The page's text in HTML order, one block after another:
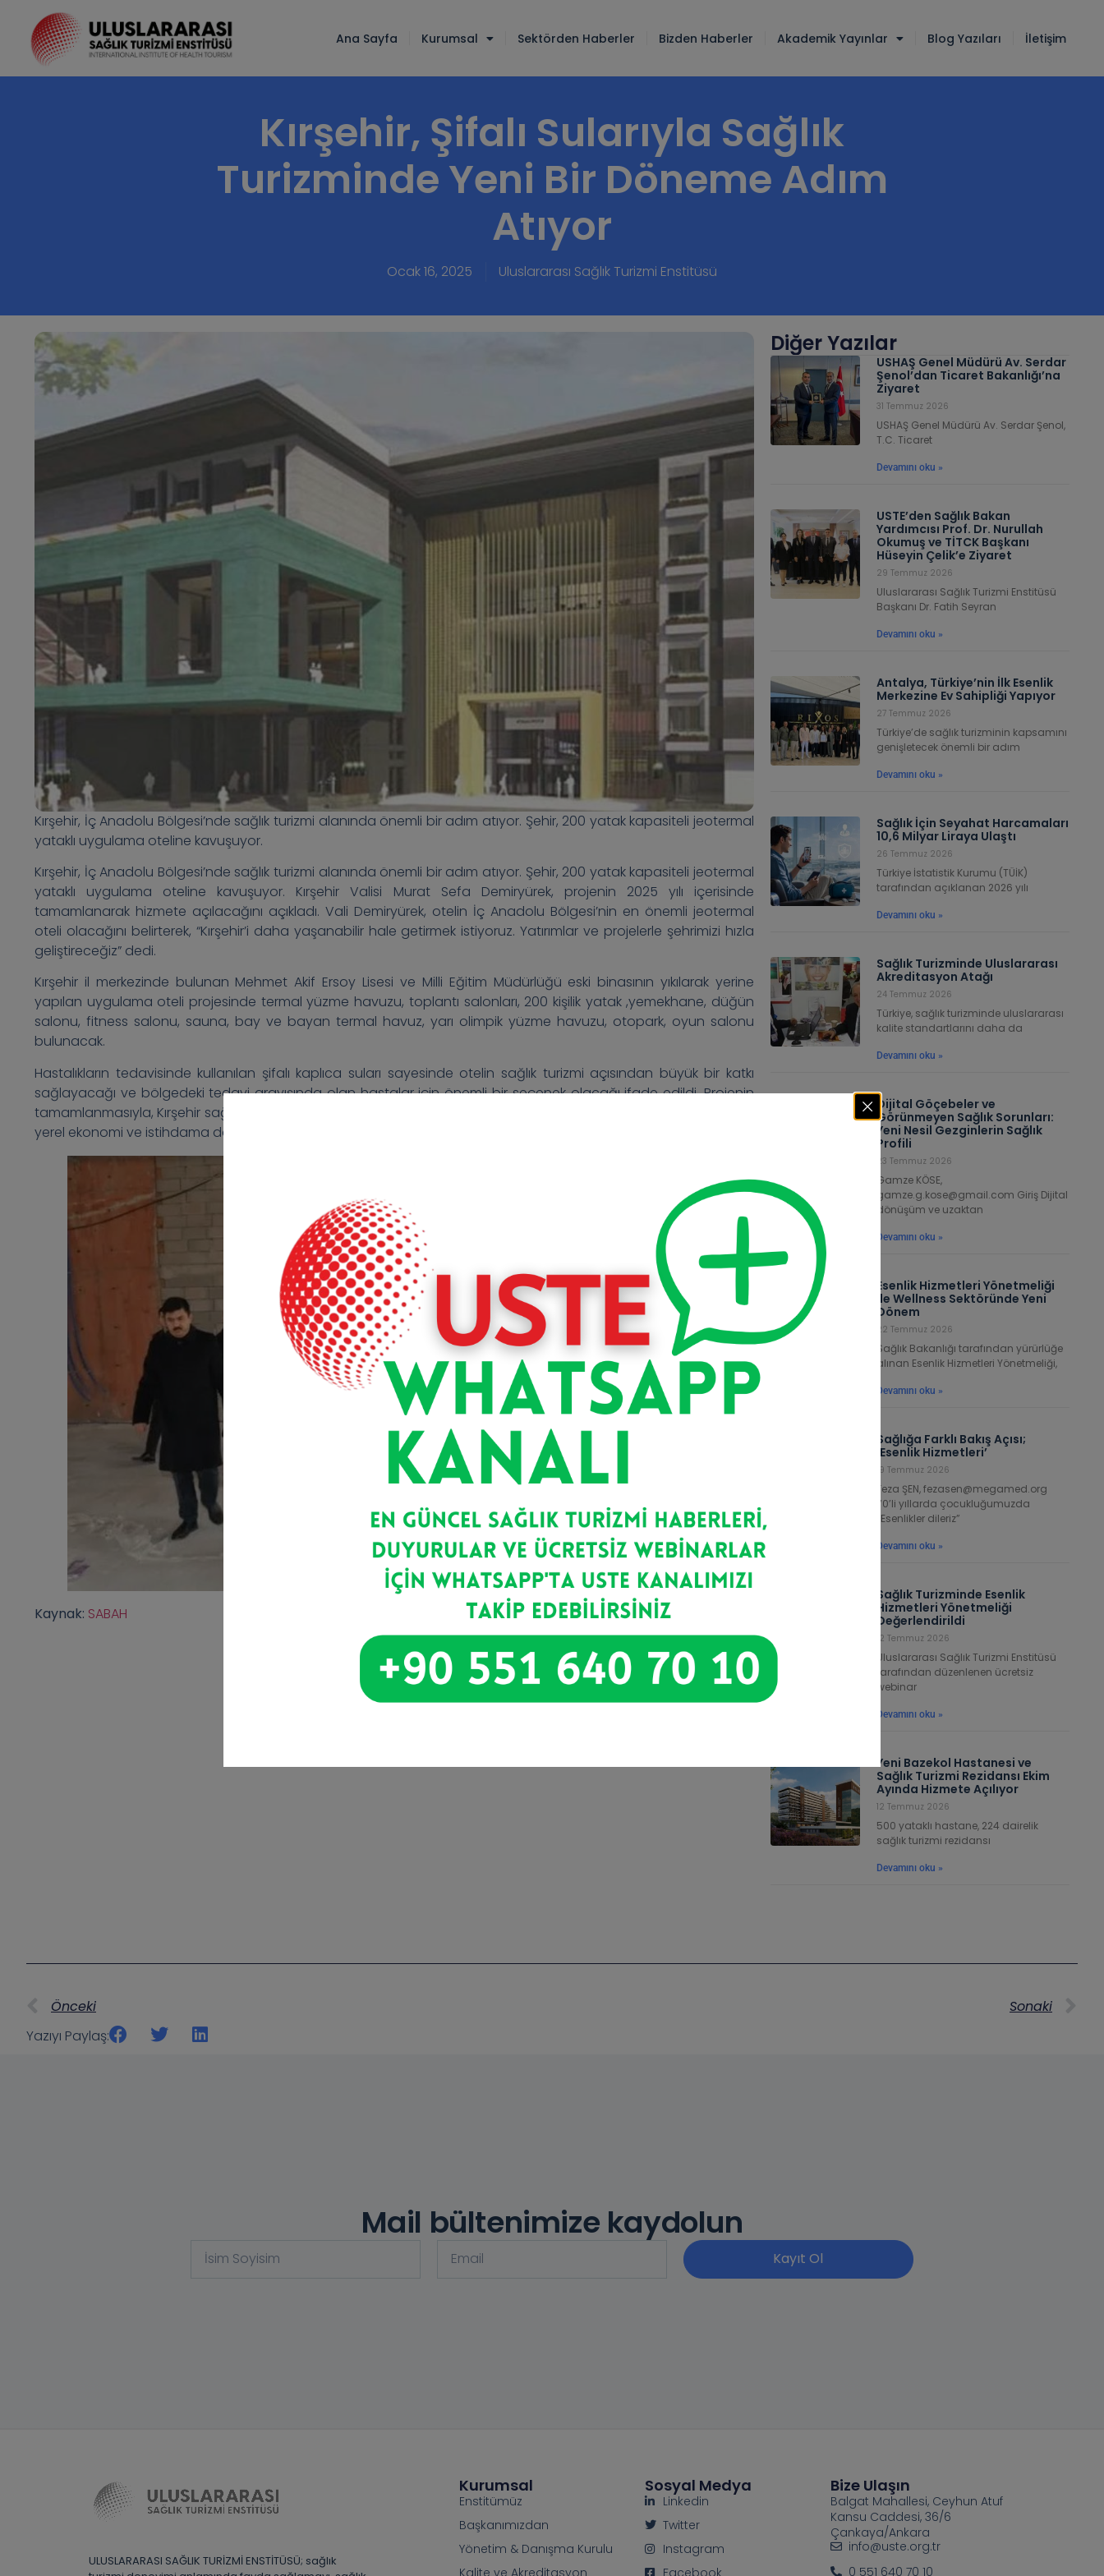
Ana Sayfa Kurumsal Sektörden Haberler Bizden Haberler Akademik Yayınlar Blog Yazıları İletişim
Kırşehir, Şifalı Sularıyla Sağlık
Turizminde Yeni Bir Döneme Adım
Atıyor
Ocak 16, 2025 Uluslararası Sağlık Turizmi Enstitüsü
Kırşehir, İç Anadolu Bölgesi’nde sağlık turizmi alanında önemli bir adım atıyor. Şehir, 200 yatak kapasiteli jeotermal
yataklı uygulama oteline kavuşuyor.
Kırşehir, İç Anadolu Bölgesi’nde sağlık turizmi alanında önemli bir adım atıyor. Şehir, 200 yatak kapasiteli jeotermal
yataklı uygulama oteline kavuşuyor. Kırşehir Valisi Murat Sefa Demiryürek, projenin 2025 yılı içerisinde
tamamlanarak hizmete açılacağını açıkladı. Vali Demiryürek, otelin İç Anadolu Bölgesi’nin en önemli jeotermal
oteli olacağını belirterek, “Kırşehir’i daha yaşanabilir hale getirmek istiyoruz. Yatırımlar ve projelerle şehrimizi hızla
geliştireceğiz” dedi.
Kırşehir il merkezinde bulunan Mehmet Akif Ersoy Lisesi ve Milli Eğitim Müdürlüğü eski binasının yıkılarak yerine
yapılan uygulama oteli projesinde termal yüzme havuzu, toplantı salonları, 200 kişilik yatak ,yemekhane, düğün
salonu, fitness salonu, sauna, bay ve bayan termal havuz, yarı olimpik yüzme havuzu, otopark, oyun salonu
bulunacak.
Hastalıkların tedavisinde kullanılan şifalı kaplıca suları sayesinde otelin sağlık turizmi açısından büyük bir katkı
sağlayacağı ve bölgedeki tedavi arayışında olan hastalar için önemli bir seçenek olacağı ifade edildi. Projenin
tamamlanmasıyla, Kırşehir sağlık turizmi alanında İç Anadolu Bölgesi’nin merkezlerinden biri haline gelecek. Ayrıca,
yerel ekonomi ve istihdama da katkı sağlanması bekleniyor.
Kaynak: SABAH
Diğer Yazılar
USHAŞ Genel Müdürü Av. Serdar
Şenol’dan Ticaret Bakanlığı’na
Ziyaret
31 Temmuz 2026
USHAŞ Genel Müdürü Av. Serdar Şenol,
T.C. Ticaret
Devamını oku »
USTE’den Sağlık Bakan
Yardımcısı Prof. Dr. Nurullah
Okumuş ve TİTCK Başkanı
Hüseyin Çelik’e Ziyaret
29 Temmuz 2026
Uluslararası Sağlık Turizmi Enstitüsü
Başkanı Dr. Fatih Seyran
Devamını oku »
Antalya, Türkiye’nin İlk Esenlik
Merkezine Ev Sahipliği Yapıyor
27 Temmuz 2026
Türkiye’de sağlık turizminin kapsamını
genişletecek önemli bir adım
Devamını oku »
Sağlık İçin Seyahat Harcamaları
10,6 Milyar Liraya Ulaştı
26 Temmuz 2026
Türkiye İstatistik Kurumu (TÜİK)
tarafından açıklanan 2026 yılı
Devamını oku »
Sağlık Turizminde Uluslararası
Akreditasyon Atağı
24 Temmuz 2026
Türkiye, sağlık turizminde uluslararası
kalite standartlarını daha da
Devamını oku »
Dijital Göçebeler ve
Görünmeyen Sağlık Sorunları:
Yeni Nesil Gezginlerin Sağlık
Profili
23 Temmuz 2026
Gamze KÖSE,
gamze.g.kose@gmail.com Giriş Dijital
dönüşüm ve uzaktan
Devamını oku »
Esenlik Hizmetleri Yönetmeliği
ile Wellness Sektöründe Yeni
Dönem
22 Temmuz 2026
Sağlık Bakanlığı tarafından yürürlüğe
alınan Esenlik Hizmetleri Yönetmeliği,
Devamını oku »
Sağlığa Farklı Bakış Açısı;
‘Esenlik Hizmetleri’
19 Temmuz 2026
Feza ŞEN, fezasen@megamed.org
70’li yıllarda çocukluğumuzda
“Esenlikler dileriz”
Devamını oku »
Sağlık Turizminde Esenlik
Hizmetleri Yönetmeliği
Değerlendirildi
12 Temmuz 2026
Uluslararası Sağlık Turizmi Enstitüsü
tarafından düzenlenen ücretsiz
webinar
Devamını oku »
Yeni Bazekol Hastanesi ve
Sağlık Turizmi Rezidansı Ekim
Ayında Hizmete Açılıyor
12 Temmuz 2026
500 yataklı hastane, 224 dairelik
sağlık turizmi rezidansı
Devamını oku »
Önceki
Sonaki
Yazıyı Paylaş:
Mail bültenimize kaydolun
Kayıt Ol
ULUSLARARASI SAĞLIK TURİZMİ ENSTİTÜSÜ; sağlık
Kurumsal
Enstitümüz
Başkanımızdan
Yönetim & Danışma Kurulu
Kalite ve Akreditasyon
Sosyal Medya
Linkedin
Twitter
Instagram
Facebook
Bize Ulaşın
Balgat Mahallesi, Ceyhun Atuf
Kansu Caddesi, 36/6
Çankaya/Ankara
info@uste.org.tr
0 551 640 70 10